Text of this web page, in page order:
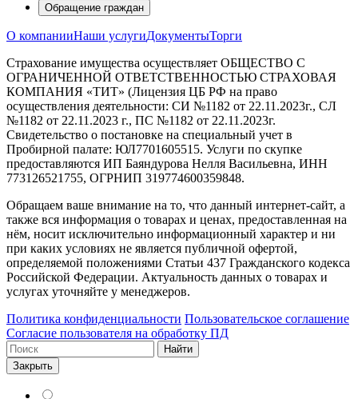
Обращение граждан
О компанииНаши услугиДокументыТорги
Страхование имущества осуществляет ОБЩЕСТВО С
ОГРАНИЧЕННОЙ ОТВЕТСТВЕННОСТЬЮ СТРАХОВАЯ
КОМПАНИЯ «ТИТ» (Лицензия ЦБ РФ на право
осуществления деятельности: СИ №1182 от 22.11.2023г., СЛ
№1182 от 22.11.2023 г., ПС №1182 от 22.11.2023г.
Свидетельство о постановке на специальный учет в
Пробирной палате: ЮЛ7701605515. Услуги по скупке
предоставляются ИП Баяндурова Нелля Васильевна, ИНН
773126521755, ОГРНИП 319774600359848.
Обращаем ваше внимание на то, что данный интернет-сайт, а
также вся информация о товарах и ценах, предоставленная на
нём, носит исключительно информационный характер и ни
при каких условиях не является публичной офертой,
определяемой положениями Статьи 437 Гражданского кодекса
Российской Федерации. Актуальность данных о товарах и
услугах уточняйте у менеджеров.
Политика конфиденциальности Пользовательское соглашение
Согласие пользователя на обработку ПД
Найти
Закрыть